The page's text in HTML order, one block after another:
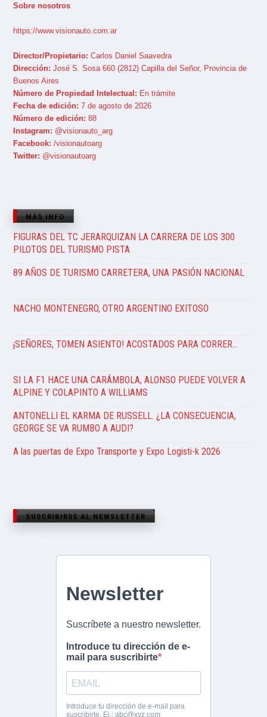
Sobre nosotros
https://www.visionauto.com.ar
Director/Propietario: Carlos Daniel Saavedra
Dirección: José S. Sosa 660 (2812) Capilla del Señor, Provincia de
Buenos Aires
Número de Propiedad Intelectual: En trámite
Fecha de edición: 7 de agosto de 2026
Número de edición: 88
Instagram: @visionauto_arg
Facebook: /visionautoarg
Twitter: @visionautoarg
MÁS INFO
FIGURAS DEL TC JERARQUIZAN LA CARRERA DE LOS 300
PILOTOS DEL TURISMO PISTA
89 AÑOS DE TURISMO CARRETERA, UNA PASIÓN NACIONAL
NACHO MONTENEGRO, OTRO ARGENTINO EXITOSO
¡SEÑORES, TOMEN ASIENTO! ACOSTADOS PARA CORRER…
SI LA F1 HACE UNA CARÁMBOLA, ALONSO PUEDE VOLVER A
ALPINE Y COLAPINTO A WILLIAMS
ANTONELLI EL KARMA DE RUSSELL. ¿LA CONSECUENCIA,
GEORGE SE VA RUMBO A AUDI?
A las puertas de Expo Transporte y Expo Logisti-k 2026
SUSCRIBIRSE AL NEWSLETTER